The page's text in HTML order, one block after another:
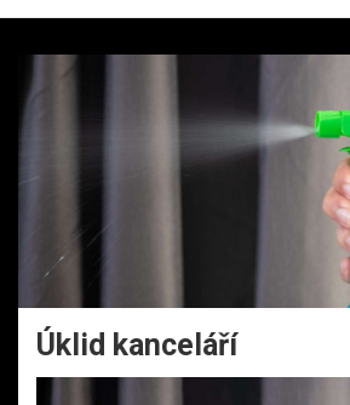
Úklid kanceláří